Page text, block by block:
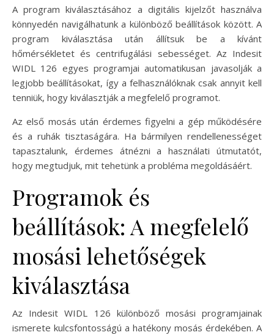
A program kiválasztásához a digitális kijelzőt használva
könnyedén navigálhatunk a különböző beállítások között. A
program kiválasztása után állítsuk be a kívánt
hőmérsékletet és centrifugálási sebességet. Az Indesit
WIDL 126 egyes programjai automatikusan javasolják a
legjobb beállításokat, így a felhasználóknak csak annyit kell
tenniük, hogy kiválasztják a megfelelő programot.
Az első mosás után érdemes figyelni a gép működésére
és a ruhák tisztaságára. Ha bármilyen rendellenességet
tapasztalunk, érdemes átnézni a használati útmutatót,
hogy megtudjuk, mit tehetünk a probléma megoldásáért.
Programok és
beállítások: A megfelelő
mosási lehetőségek
kiválasztása
Az Indesit WIDL 126 különböző mosási programjainak
ismerete kulcsfontosságú a hatékony mosás érdekében. A